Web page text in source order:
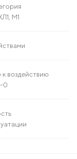
М1
воздействию
0